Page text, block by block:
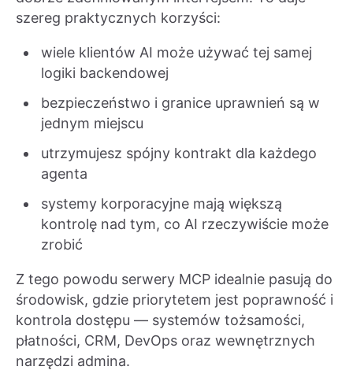
szereg praktycznych korzyści:
wiele klientów AI może używać tej samej
logiki backendowej
bezpieczeństwo i granice uprawnień są w
jednym miejscu
utrzymujesz spójny kontrakt dla każdego
agenta
systemy korporacyjne mają większą
kontrolę nad tym, co AI rzeczywiście może
zrobić
Z tego powodu serwery MCP idealnie pasują do
środowisk, gdzie priorytetem jest poprawność i
kontrola dostępu — systemów tożsamości,
płatności, CRM, DevOps oraz wewnętrznych
narzędzi admina.